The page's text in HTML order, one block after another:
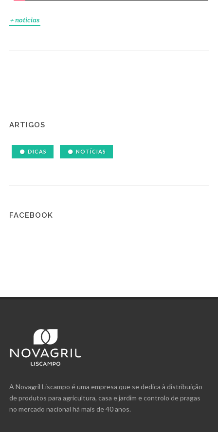
+ noticias
ARTIGOS
DICAS NOTÍCIAS
FACEBOOK
A Novagril Liscampo é uma empresa que se dedica à distribuição
de produtos para agricultura, casa e jardim e controlo de pragas
no mercado nacional há mais de 40 anos.